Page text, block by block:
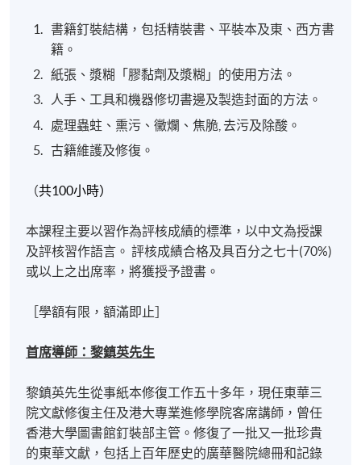
書籍釘裝結構，包括精裝書、平裝本及東、西方書
籍。
紙張、漿糊「膠黏劑及漿糊」的使用方法。
人手、工具和機器修切書邊及製造封面的方法。
處理蟲蛀、熏污、黴爛、焦脆 ,去污及除酸。
古籍維護及修復。
（共100小時）
本課程主要以習作為評核成績的標準，以中文為授課
及評核習作語言。評核成績合格及具百分之七十(70%)
或以上之出席率，將獲授予證書。
［學額有限，額滿即止］
首席導師：黎鎮英先生
黎鎮英先生從事紙本修復工作五十多年，現任東華三
院文獻修復主任及港大專業進修學院客席講師，曾任
香港大學圖書館釘裝部主管。修復了一批又一批珍貴
的東華文獻，包括上百年歷史的廣華醫院總冊和記錄